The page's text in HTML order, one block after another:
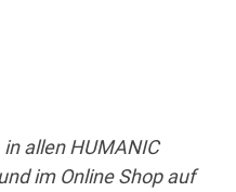
allen HUMANIC
im Online Shop auf